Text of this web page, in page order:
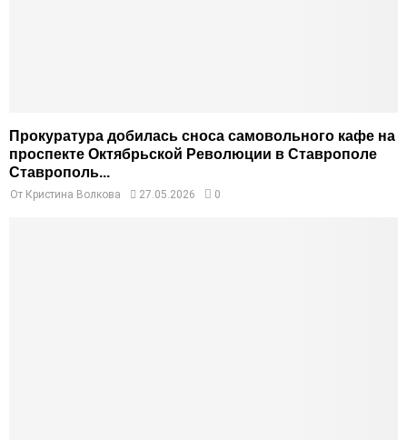
Прокуратура добилась сноса самовольного кафе на
проспекте Октябрьской Революции в Ставрополе
Ставрополь...
От Кристина Волкова 27.05.2026 0